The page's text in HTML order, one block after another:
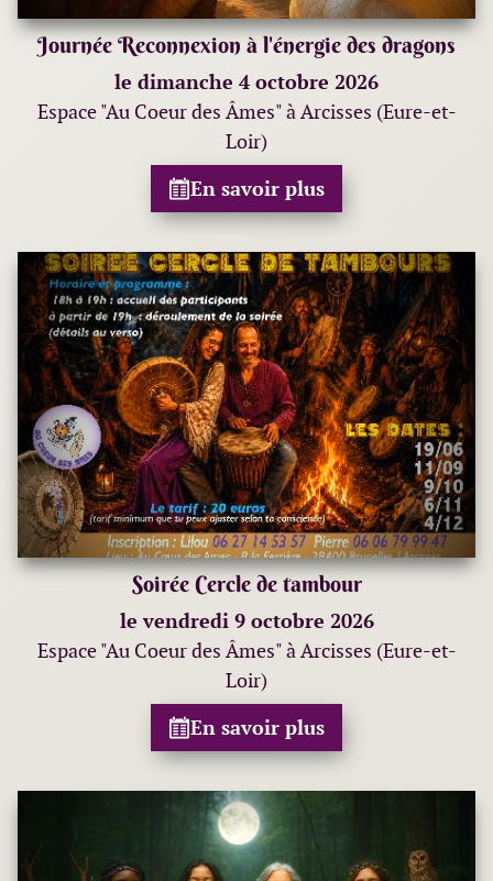
Journée Reconnexion à l'énergie des dragons
le dimanche 4 octobre 2026
Espace "Au Coeur des Âmes" à Arcisses (Eure-et-
Loir)
En savoir plus
Soirée Cercle de tambour
le vendredi 9 octobre 2026
Espace "Au Coeur des Âmes" à Arcisses (Eure-et-
Loir)
En savoir plus